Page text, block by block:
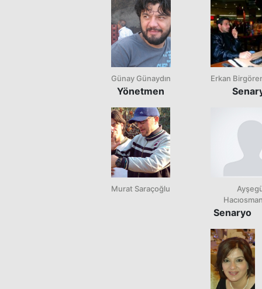
Günay Günaydın
Yönetmen
Murat Saraçoğlu
Erkan
Senaryo